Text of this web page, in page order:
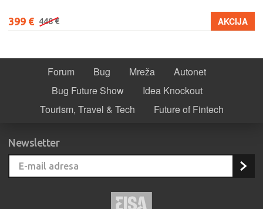
399 € 448 € AKCIJA
Forum Bug Mreža
Autonet
Bug Future Show
Idea Knockout
Tourism, Travel & Tech
Future of Fintech
Newsletter